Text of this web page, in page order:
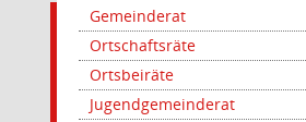
Gemeinderat
Ortschaftsräte
Ortsbeiräte
Jugendgemeinderat